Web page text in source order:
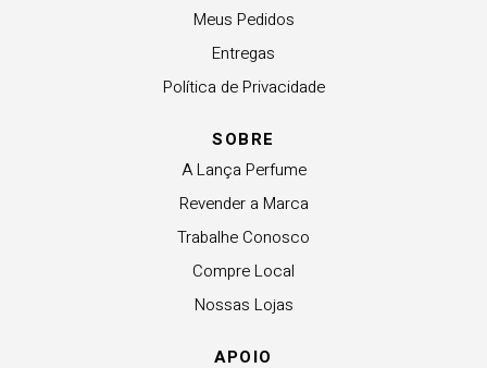
Meus Pedidos
Entregas
Política de Privacidade
SOBRE
A Lança Perfume
Revender a Marca
Trabalhe Conosco
Compre Local
Nossas Lojas
APOIO